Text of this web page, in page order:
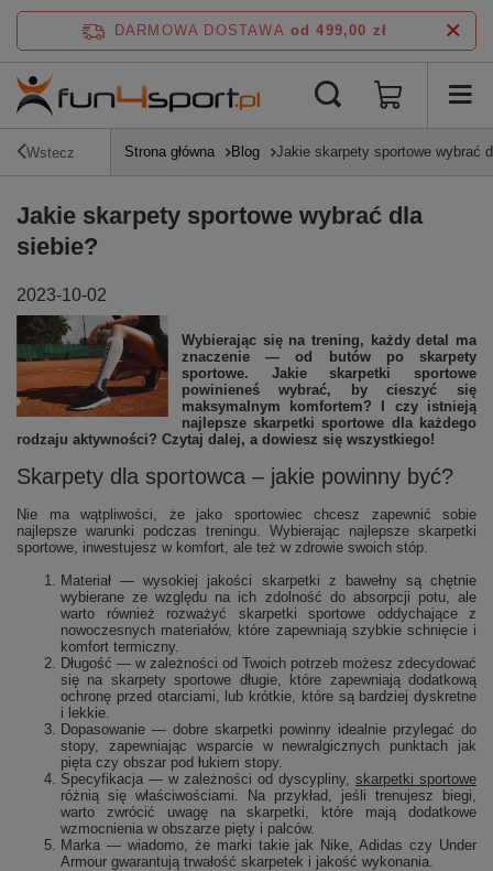
DARMOWA DOSTAWA od 499,00 zł
Wstecz Strona główna Blog Jakie skarpety sportowe wybrać
Jakie skarpety sportowe wybrać dla
siebie?
2023-10-02
Wybierając się na trening, każdy detal ma
znaczenie — od butów po skarpety
sportowe. Jakie skarpetki sportowe
powinieneś wybrać, by cieszyć się
maksymalnym komfortem? I czy istnieją
najlepsze skarpetki sportowe dla każdego
rodzaju aktywności? Czytaj dalej, a dowiesz się wszystkiego!
Skarpety dla sportowca – jakie powinny być?
Nie ma wątpliwości, że jako sportowiec chcesz zapewnić sobie
najlepsze warunki podczas treningu. Wybierając najlepsze skarpetki
sportowe, inwestujesz w komfort, ale też w zdrowie swoich stóp.
Materiał — wysokiej jakości skarpetki z bawełny są chętnie
wybierane ze względu na ich zdolność do absorpcji potu, ale
warto również rozważyć skarpetki sportowe oddychające z
nowoczesnych materiałów, które zapewniają szybkie schnięcie i
komfort termiczny.
Długość — w zależności od Twoich potrzeb możesz zdecydować
się na skarpety sportowe długie, które zapewniają dodatkową
ochronę przed otarciami, lub krótkie, które są bardziej dyskretne
i lekkie.
Dopasowanie — dobre skarpetki powinny idealnie przylegać do
stopy, zapewniając wsparcie w newralgicznych punktach jak
pięta czy obszar pod łukiem stopy.
Specyfikacja — w zależności od dyscypliny, skarpetki sportowe
różnią się właściwościami. Na przykład, jeśli trenujesz biegi,
warto zwrócić uwagę na skarpetki, które mają dodatkowe
wzmocnienia w obszarze pięty i palców.
Marka — wiadomo, że marki takie jak Nike, Adidas czy Under
Armour gwarantują trwałość skarpetek i jakość wykonania.